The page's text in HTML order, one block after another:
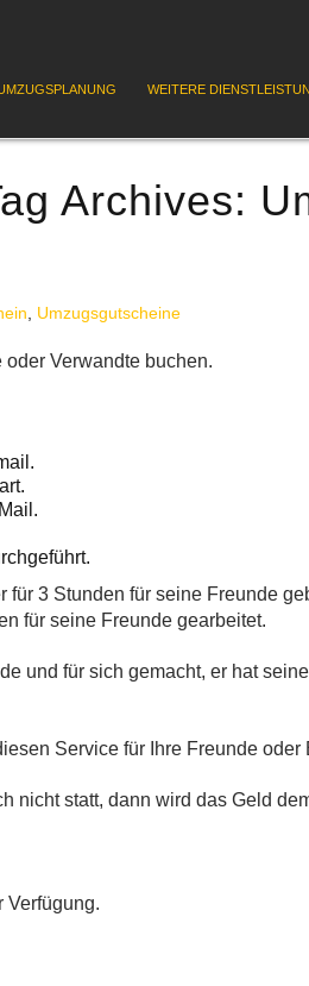
WEITERE
Archives:
Umzugsgutscheine
Verwandte buchen.
3 Stunden für seine Freunde
für seine Freunde gearbeitet.
und für sich gemacht, er hat
Service für Ihre Freunde oder
nicht statt, dann wird das Geld
Verfügung.